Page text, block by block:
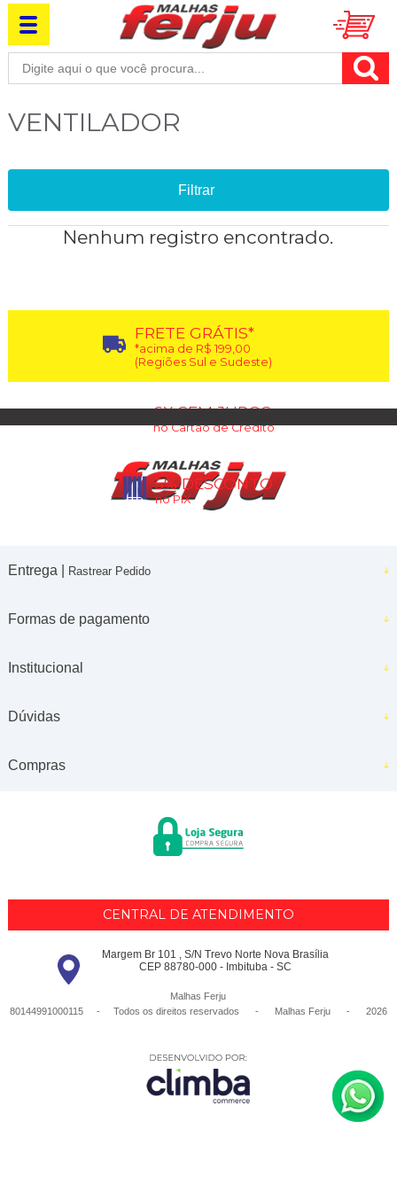
VENTILADOR
Filtrar
Nenhum registro encontrado.
FRETE GRÁTIS*
*acima de R$ 199,00
(Regiões Sul e Sudeste)
6X SEM JUROS
no Cartão de Crédito
5% DESCONTO
no PIX
Entrega | Rastrear Pedido
Formas de pagamento
Institucional
Dúvidas
Compras
CENTRAL DE ATENDIMENTO
Margem Br 101 , S/N Trevo Norte Nova Brasília
CEP 88780-000 - Imbituba - SC
Malhas Ferju
80144991000115 - Todos os direitos reservados
- Malhas Ferju - 2026